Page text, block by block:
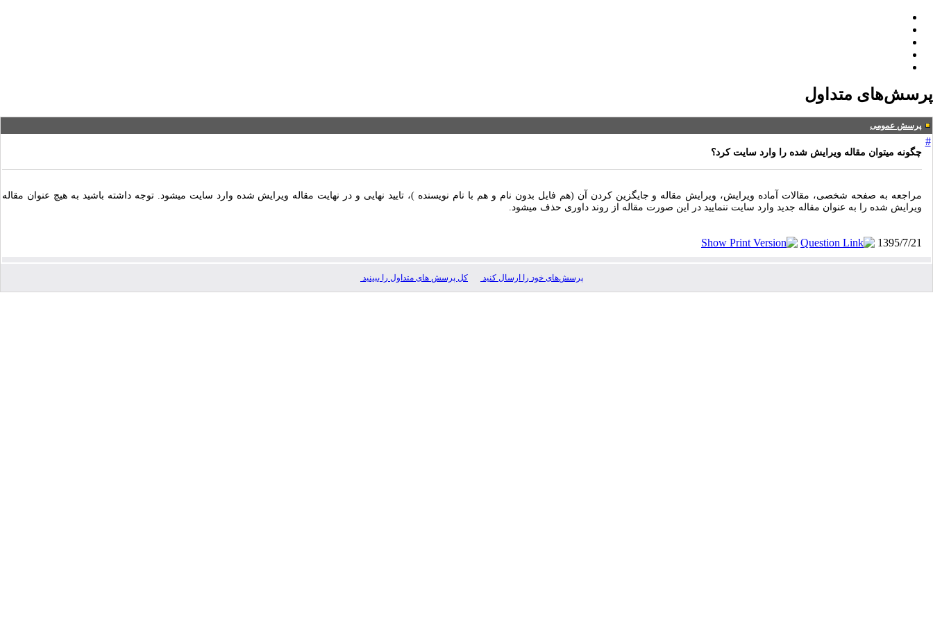
پرسش‌های متداول
پرسش عمومی
#
چگونه میتوان مقاله ویرایش شده را وارد سایت کرد؟
مراجعه به صفحه شخصی، مقالات آماده ویرایش، ویرایش مقاله و جایگزین کردن آن (هم فایل بدون نام و هم با نام نویسنده )، تایید نهایی و در نهایت مقاله ویرایش شده وارد سایت میشود. توجه داشته باشید به هیچ عنوان مقاله
ویرایش شده را به عنوان مقاله جدید وارد سایت ننمایید در این صورت مقاله از روند داوری حذف میشود.
1395/7/21
پرسش‌های خود را ارسال کنید کل پرسش های متداول را ببینید